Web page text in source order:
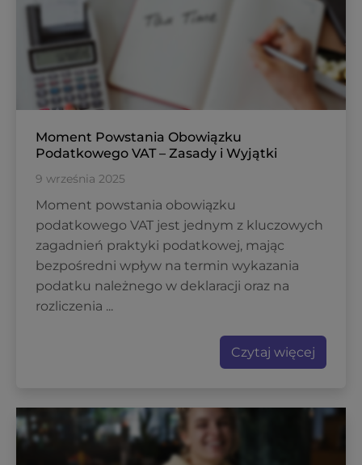
Moment Powstania Obowiązku
Podatkowego VAT – Zasady i Wyjątki
9 września 2025
Moment powstania obowiązku
podatkowego VAT jest jednym z kluczowych
zagadnień praktyki podatkowej, mając
bezpośredni wpływ na termin wykazania
podatku należnego w deklaracji oraz na
rozliczenia ...
Czytaj więcej